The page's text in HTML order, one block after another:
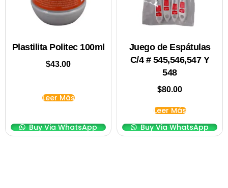
Plastilita Politec 100ml
$43.00
Leer Más
Buy Via WhatsApp
Juego de Espátulas
C/4 # 545,546,547 Y
548
$80.00
Leer Más
Buy Via WhatsApp